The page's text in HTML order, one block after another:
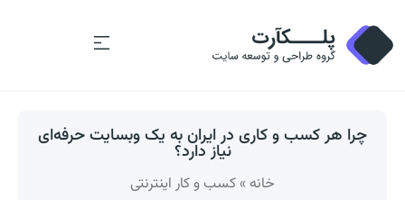
چرا هر کسب و کاری در ایران به یک وبسایت حرفه‌ای
نیاز دارد؟
خانه » کسب و کار اینترنتی